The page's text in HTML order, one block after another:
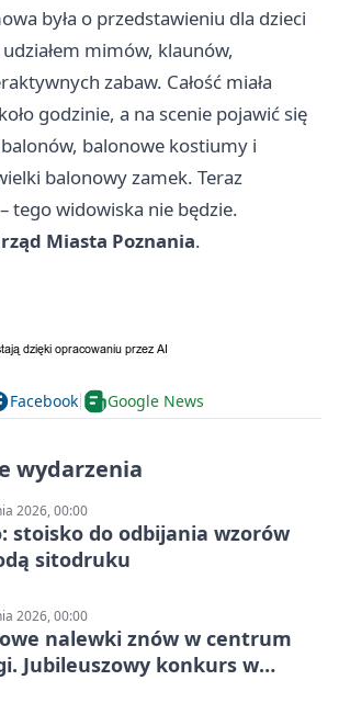
była o przedstawieniu dla dzieci
mimów, klaunów,
zabaw. Całość miała
godzinie, a na scenie pojawić się
balonowe kostiumy i
balonowy zamek. Teraz
tego widowiska nie będzie.
Miasta Poznania.
Facebook Google News
wydarzenia
2026, 00:00
stoisko do odbijania wzorów
sitodruku
2026, 00:00
nalewki znów w centrum
Jubileuszowy konkurs w